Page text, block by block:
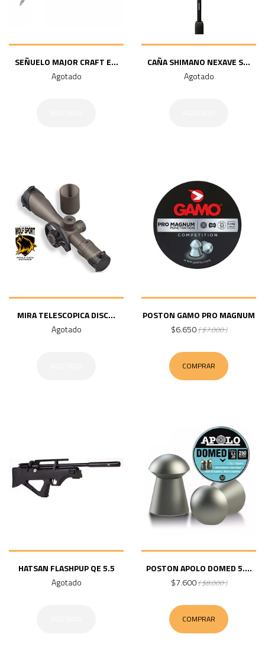
SEÑUELO MAJOR CRAFT E...
Agotado
CAÑA SHIMANO NEXAVE S...
Agotado
MIRA TELESCOPICA DISC...
Agotado
POSTON GAMO PRO MAGNUM
$6.650( $7.000 )
COMPRAR
HATSAN FLASHPUP QE 5.5
Agotado
POSTON APOLO DOMED 5....
$7.600( $8.000 )
COMPRAR